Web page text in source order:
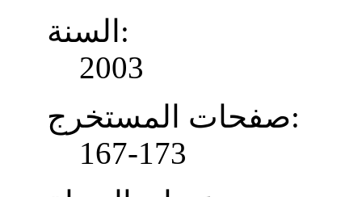
السنة:
2003
صفحات المستخرج:
167-173